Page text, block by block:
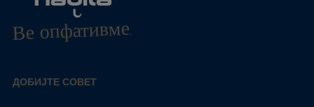
Ве опфативме.
ДОБИЈТЕ СОВЕТ